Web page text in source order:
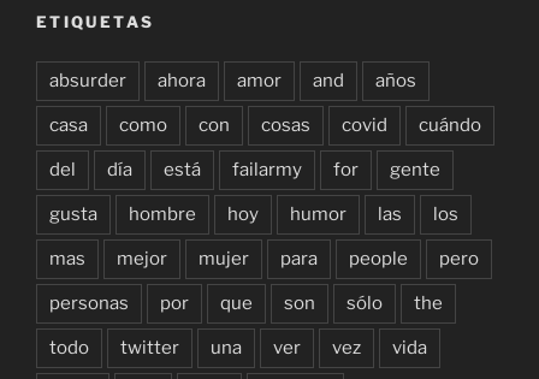
ETIQUETAS
absurder ahora amor and años
casa como con cosas covid cuándo
del día está failarmy for gente
gusta hombre hoy humor las los
mas mejor mujer para people pero
personas por que son sólo the
todo twitter una ver vez vida